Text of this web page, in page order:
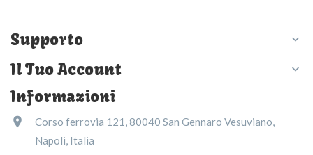
Supporto 
Il Tuo Account 
Informazioni

Corso ferrovia 121, 80040 San Gennaro Vesuviano,
Napoli, Italia